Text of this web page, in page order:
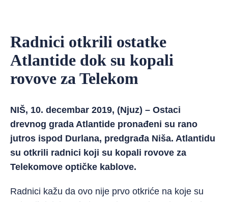
Radnici otkrili ostatke
Atlantide dok su kopali
rovove za Telekom
NIŠ, 10. decembar 2019, (Njuz) – Ostaci
drevnog grada Atlantide pronađeni su rano
jutros ispod Durlana, predgrađa Niša. Atlantidu
su otkrili radnici koji su kopali rovove za
Telekomove optičke kablove.
Radnici kažu da ovo nije prvo otkriće na koje su